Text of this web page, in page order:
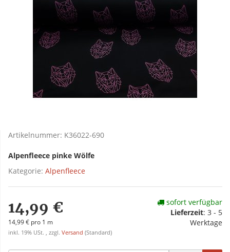
Artikelnummer: K36022-690
Alpenfleece pinke Wölfe
Kategorie: Alpenfleece
14,99 €
14,99 € pro 1 m
inkl. 19% USt. , zzgl. Versand (Standard)
sofort verfügbar
Lieferzeit: 3 - 5
Werktage